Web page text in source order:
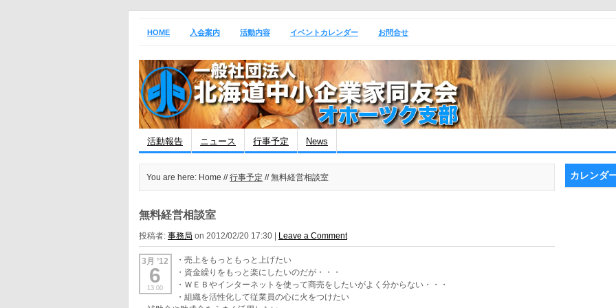
HOME 入会案内 活動内容 イベントカレンダー お問合せ
活動報告 ニュース 行事予定 News
You are here: Home //行事予定 // 無料経営相談室
無料経営相談室
投稿者: 事務局 on 2012/02/20 17:30 | Leave a Comment
3月 ’12
6
13:00
・売上をもっともっと上げたい
・資金繰りをもっと楽にしたいのだが・・・
・ＷＥＢやインターネットを使って商売をしたいがよく分からない・・・
・組織を活性化して従業員の心に火をつけたい
カレンダ